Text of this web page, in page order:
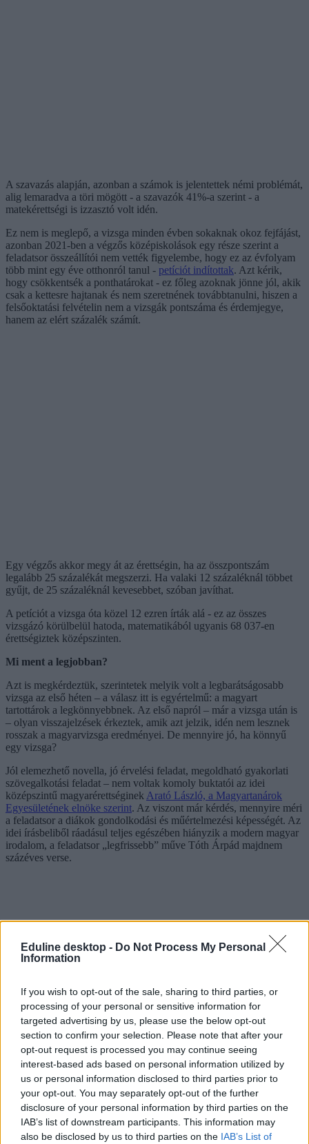
Eduline desktop - Do Not Process My Personal
Information
If you wish to opt-out of the sale, sharing to third parties, or
processing of your personal or sensitive information for
targeted advertising by us, please use the below opt-out
section to confirm your selection. Please note that after your
opt-out request is processed you may continue seeing
interest-based ads based on personal information utilized by
us or personal information disclosed to third parties prior to
your opt-out. You may separately opt-out of the further
disclosure of your personal information by third parties on the
IAB’s list of downstream participants. This information may
also be disclosed by us to third parties on the IAB’s List of
A szavazás alapján, azonban a számok is jelentettek némi problémát,
alig lemaradva a töri mögött - a szavazók 41%-a szerint - a
matekérettségi is izzasztó volt idén.
Ez nem is meglepő, a vizsga minden évben sokaknak okoz fejfájást,
azonban 2021-ben a végzős középiskolások egy része szerint a
feladatsor összeállítói nem vették figyelembe, hogy ez az évfolyam
több mint egy éve otthonról tanul - petíciót indítottak. Azt kérik,
hogy csökkentsék a ponthatárokat - ez főleg azoknak jönne jól, akik
csak a kettesre hajtanak és nem szeretnének továbbtanulni, hiszen a
felsőoktatási felvételin nem a vizsgák pontszáma és érdemjegye,
hanem az elért százalék számít.
Egy végzős akkor megy át az érettségin, ha az összpontszám
legalább 25 százalékát megszerzi. Ha valaki 12 százaléknál többet
gyűjt, de 25 százaléknál kevesebbet, szóban javíthat.
A petíciót a vizsga óta közel 12 ezren írták alá - ez az összes
vizsgázó körülbelül hatoda, matematikából ugyanis 68 037-en
érettségiztek középszinten.
Mi ment a legjobban?
Azt is megkérdeztük, szerintetek melyik volt a legbarátságosabb
vizsga az első héten – a válasz itt is egyértelmű: a magyart
tartottárok a legkönnyebbnek. Az első napról – már a vizsga után is
– olyan visszajelzések érkeztek, amik azt jelzik, idén nem lesznek
rosszak a magyarvizsga eredményei. De mennyire jó, ha könnyű
egy vizsga?
Jól elemezhető novella, jó érvelési feladat, megoldható gyakorlati
szövegalkotási feladat – nem voltak komoly buktatói az idei
középszintű magyarérettséginek Arató László, a Magyartanárok
Egyesületének elnöke szerint. Az viszont már kérdés, mennyire méri
a feladatsor a diákok gondolkodási és műértelmezési képességét. Az
idei írásbeliből ráadásul teljes egészében hiányzik a modern magyar
irodalom, a feladatsor „legfrissebb” műve Tóth Árpád majdnem
százéves verse.
Ma a nemzetiségi nyelv és irodalom érettségiken a sok,kövessétek a
vizsgákról szóló tartalmainkat
- holnap pedig jövünk a
kémiaérettségivel és a föcivizsgákkal.
Érettségizzetek velünk!
Az Eduline-on az idén is megtaláljátok a legfrissebb infókat az
érettségiről: a vizsgák napján reggeltől estig beszámolunk a
legfontosabb hírekről, megtudhatjátok, milyen feladatokat kell
megoldaniuk a középszinten vizsgázóknak, de az emelt szintű
írásbelikről is nálunk találjátok meg a tudnivalókat.
És ami a legfontosabb: az írásbeli után nálunk nézhetitek át először